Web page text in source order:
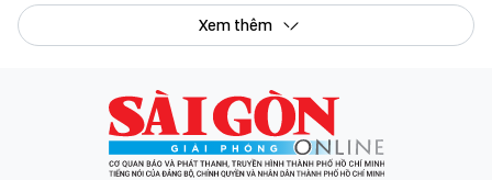
Xem thêm